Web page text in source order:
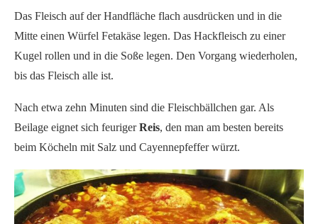
Das Fleisch auf der Handfläche flach ausdrücken und in die
Mitte einen Würfel Fetakäse legen. Das Hackfleisch zu einer
Kugel rollen und in die Soße legen. Den Vorgang wiederholen,
bis das Fleisch alle ist.
Nach etwa zehn Minuten sind die Fleischbällchen gar. Als
Beilage eignet sich feurigerReis, den man am besten bereits
beim Köcheln mit Salz und Cayennepfeffer würzt.